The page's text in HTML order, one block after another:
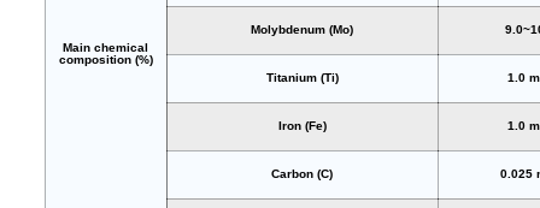
Main chemical
composition (%)
Molybdenum (Mo)
Titanium (Ti) 1.0
Iron (Fe) 1.0
Carbon (C) 0.025